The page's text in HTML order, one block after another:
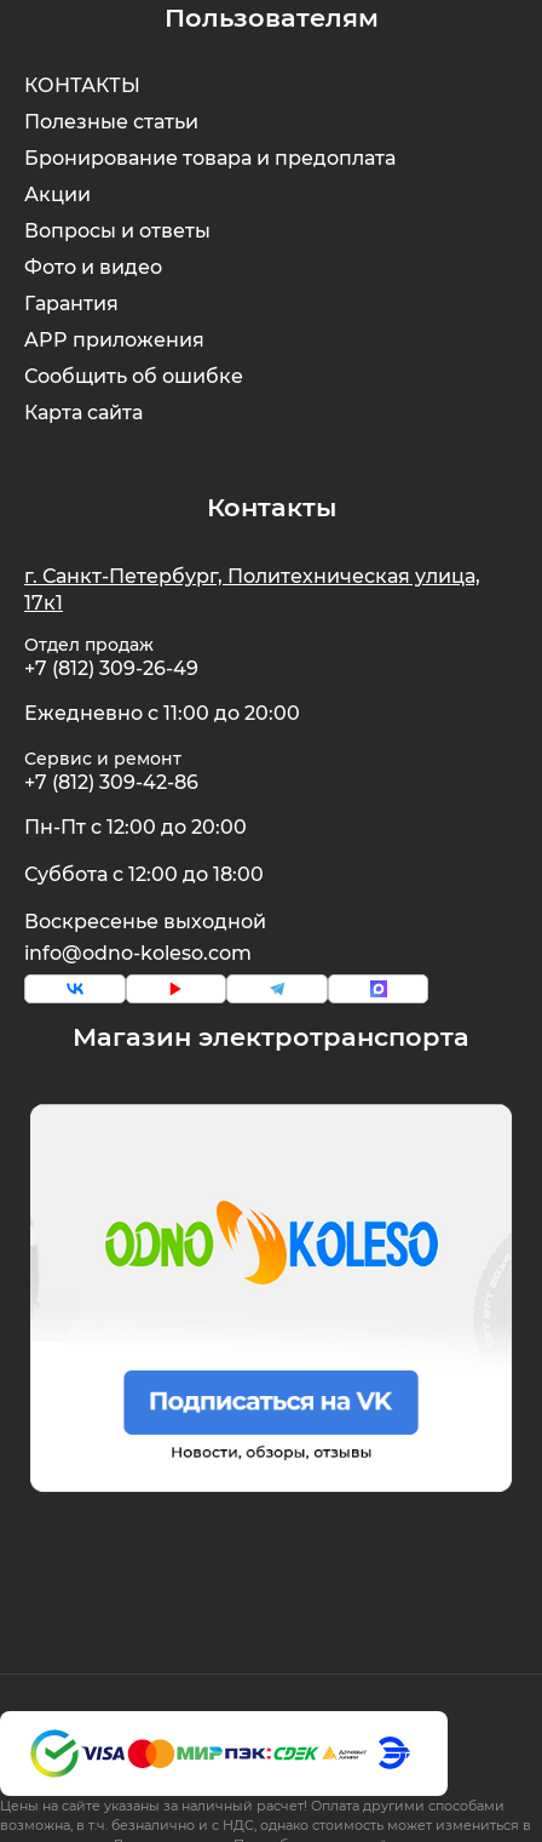
Магазин электротранспорта
Пользователям
КОНТАКТЫ
Полезные статьи
Бронирование товара и предоплата
Акции
Вопросы и ответы
Фото и видео
Гарантия
APP приложения
Сообщить об ошибке
Карта сайта
Контакты
г. Санкт-Петербург, Политехническая улица,
17к1
Отдел продаж
+7 (812) 309-26-49
Ежедневно с 11:00 до 20:00
Сервис и ремонт
+7 (812) 309-42-86
Пн-Пт с 12:00 до 20:00
Суббота с 12:00 до 18:00
Воскресенье выходной
info@odno-koleso.com
Цены на сайте указаны за наличный расчет! Оплата другими способами
возможна, в т.ч. безналично и с НДС, однако стоимость может измениться в